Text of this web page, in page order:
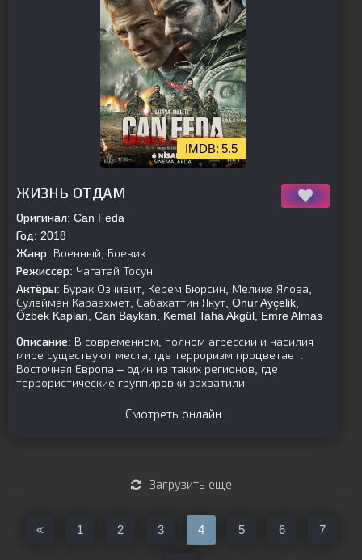
5.5
ЖИЗНЬ ОТДАМ
Оригинал: Can Feda
Год: 2018
Жанр: Военный, Боевик
Режиссер: Чагатай Тосун
Актёры: Бурак Озчивит, Керем Бюрсин, Мелике Ялова,
Сулейман Караахмет, Сабахаттин Якут, Onur Ayçelik,
Özbek Kaplan, Can Baykan, Kemal Taha Akgül, Emre Almas
Описание: В современном, полном агрессии и насилия
мире существуют места, где терроризм процветает.
Восточная Европа – один из таких регионов, где
террористические группировки захватили
Смотреть онлайн
Загрузить еще
1 2 3 4 5 6 7